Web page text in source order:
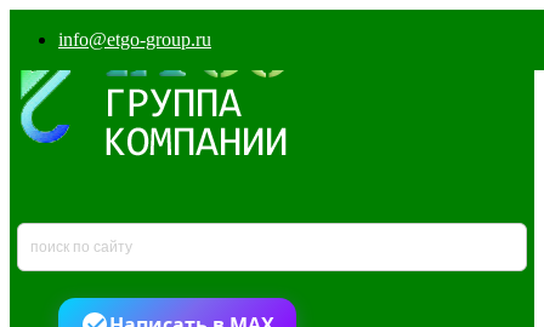
info@etgo-group.ru